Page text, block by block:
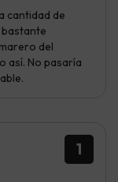
cantidad de
bastante
del
así. No pasaría
1